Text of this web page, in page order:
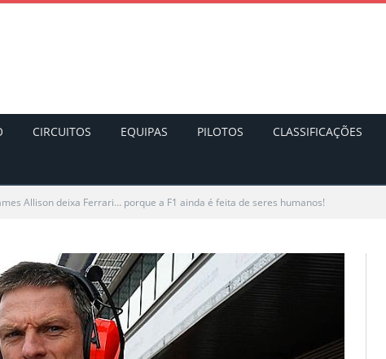
CIRCUITOS EQUIPAS PILOTOS CLASSIFICAÇÕES
Allison deixa Ferrari… porque a F1 ainda é feita de seres humanos!